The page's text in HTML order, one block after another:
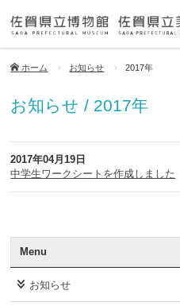
ホーム お知らせ 2017年
お知らせ / 2017年
2017年04月19日
中学生ワークシートを作成しました
Menu
お知らせ